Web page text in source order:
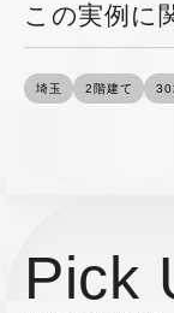
この実例に
埼玉 2階建て 30
Pick